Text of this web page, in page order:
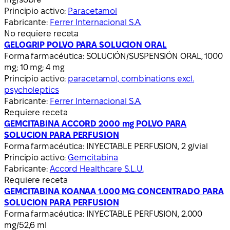
Principio activo: Paracetamol
Fabricante: Ferrer Internacional S.A.
No requiere receta
GELOGRIP POLVO PARA SOLUCION ORAL
Forma farmacéutica: SOLUCIÓN/SUSPENSIÓN ORAL, 1000
mg; 10 mg; 4 mg
Principio activo: paracetamol, combinations excl.
psycholeptics
Fabricante: Ferrer Internacional S.A.
Requiere receta
GEMCITABINA ACCORD 2000 mg POLVO PARA
SOLUCION PARA PERFUSION
Forma farmacéutica: INYECTABLE PERFUSION, 2 g/vial
Principio activo:Gemcitabina
Fabricante: Accord Healthcare S.L.U.
Requiere receta
GEMCITABINA KOANAA 1.000 MG CONCENTRADO PARA
SOLUCION PARA PERFUSION
Forma farmacéutica: INYECTABLE PERFUSION, 2.000
mg/52,6 ml